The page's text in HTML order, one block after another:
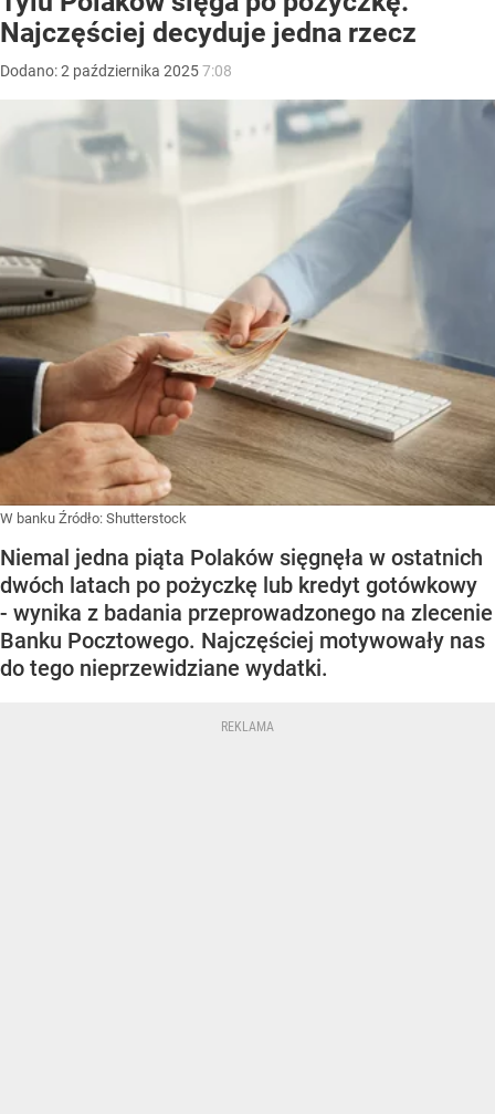
Najczęściej decyduje jedna rzecz
Dodano:2 października 20257:08
W banku Źródło: Shutterstock
Niemal jedna piąta Polaków sięgnęła w ostatnich
dwóch latach po pożyczkę lub kredyt gotówkowy
- wynika z badania przeprowadzonego na zlecenie
Banku Pocztowego. Najczęściej motywowały nas
do tego nieprzewidziane wydatki.